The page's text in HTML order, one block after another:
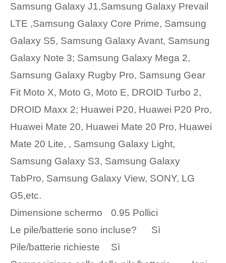
Samsung Galaxy J1,Samsung Galaxy Prevail
LTE ,Samsung Galaxy Core Prime, Samsung
Galaxy S5, Samsung Galaxy Avant, Samsung
Galaxy Note 3; Samsung Galaxy Mega 2,
Samsung Galaxy Rugby Pro, Samsung Gear
Fit Moto X, Moto G, Moto E, DROID Turbo 2,
DROID Maxx 2; Huawei P20, Huawei P20 Pro,
Huawei Mate 20, Huawei Mate 20 Pro, Huawei
Mate 20 Lite, , Samsung Galaxy Light,
Samsung Galaxy S3, Samsung Galaxy
TabPro, Samsung Galaxy View, SONY, LG
G5,etc.
Dimensione schermo
‎0.95 Pollici
Le pile/batterie sono incluse?
‎Sì
Pile/batterie richieste
‎Sì